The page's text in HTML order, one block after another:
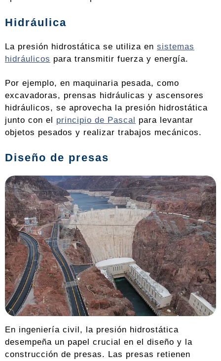
Hidráulica
La presión hidrostática se utiliza en sistemas
hidráulicos para transmitir fuerza y energía.
Por ejemplo, en maquinaria pesada, como
excavadoras, prensas hidráulicas y ascensores
hidráulicos, se aprovecha la presión hidrostática
junto con el principio de Pascal para levantar
objetos pesados y realizar trabajos mecánicos.
Diseño de presas
En ingeniería civil, la presión hidrostática
desempeña un papel crucial en el diseño y la
construcción de presas. Las presas retienen